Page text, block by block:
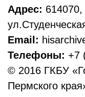
Адрес:
Email:
Телефоны: +7
© 2016 ГКБУ
Пермского